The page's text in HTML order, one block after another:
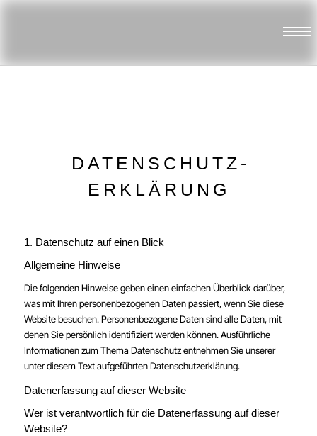
DATENSCHUTZ­
ERKLÄRUNG
1. Datenschutz auf einen Blick
Allgemeine Hinweise
Die folgenden Hinweise geben einen einfachen Überblick darüber,
was mit Ihren personenbezogenen Daten passiert, wenn Sie diese
Website besuchen. Personenbezogene Daten sind alle Daten, mit
denen Sie persönlich identifiziert werden können. Ausführliche
Informationen zum Thema Datenschutz entnehmen Sie unserer
unter diesem Text aufgeführten Datenschutzerklärung.
Datenerfassung auf dieser Website
Wer ist verantwortlich für die Datenerfassung auf dieser
Website?